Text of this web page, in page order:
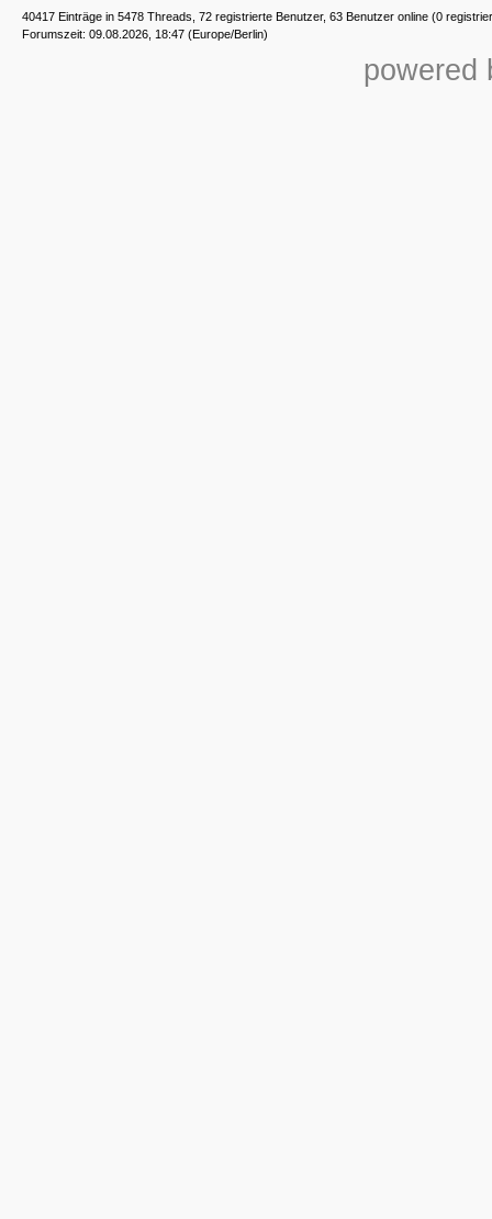
40417 Einträge in 5478 Threads, 72 registrierte Benutzer, 63 Benutzer online (0
Forumszeit: 09.08.2026, 18:47 (Europe/Berlin)
powered